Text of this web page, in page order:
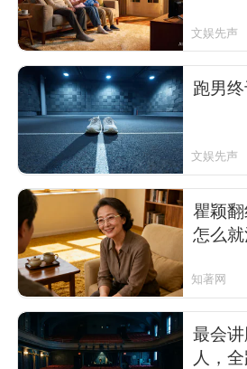
文娱先声
跑男
文娱先声
瞿颖
怎么
知著网
最会
人，